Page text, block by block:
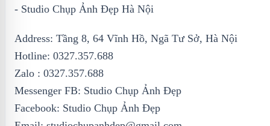
- Studio Chụp Ảnh Đẹp Hà Nội
Address: Tầng 8, 64 Vĩnh Hồ, Ngã Tư Sở, Hà Nội
Hotline: 0327.357.688
Zalo : 0327.357.688
Messenger FB: Studio Chụp Ảnh Đẹp
Facebook: Studio Chụp Ảnh Đẹp